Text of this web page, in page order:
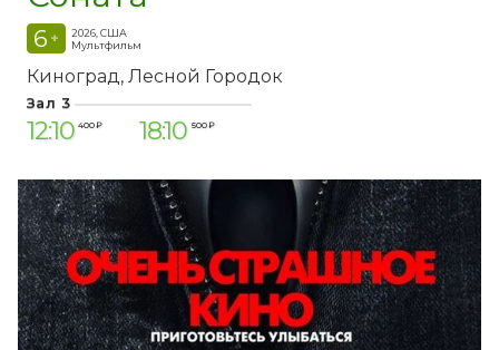
6 +
2026, США
Мультфильм
Киноград Лесной Городок
Зал 3
12:10 400 ₽ 18:10 500 ₽